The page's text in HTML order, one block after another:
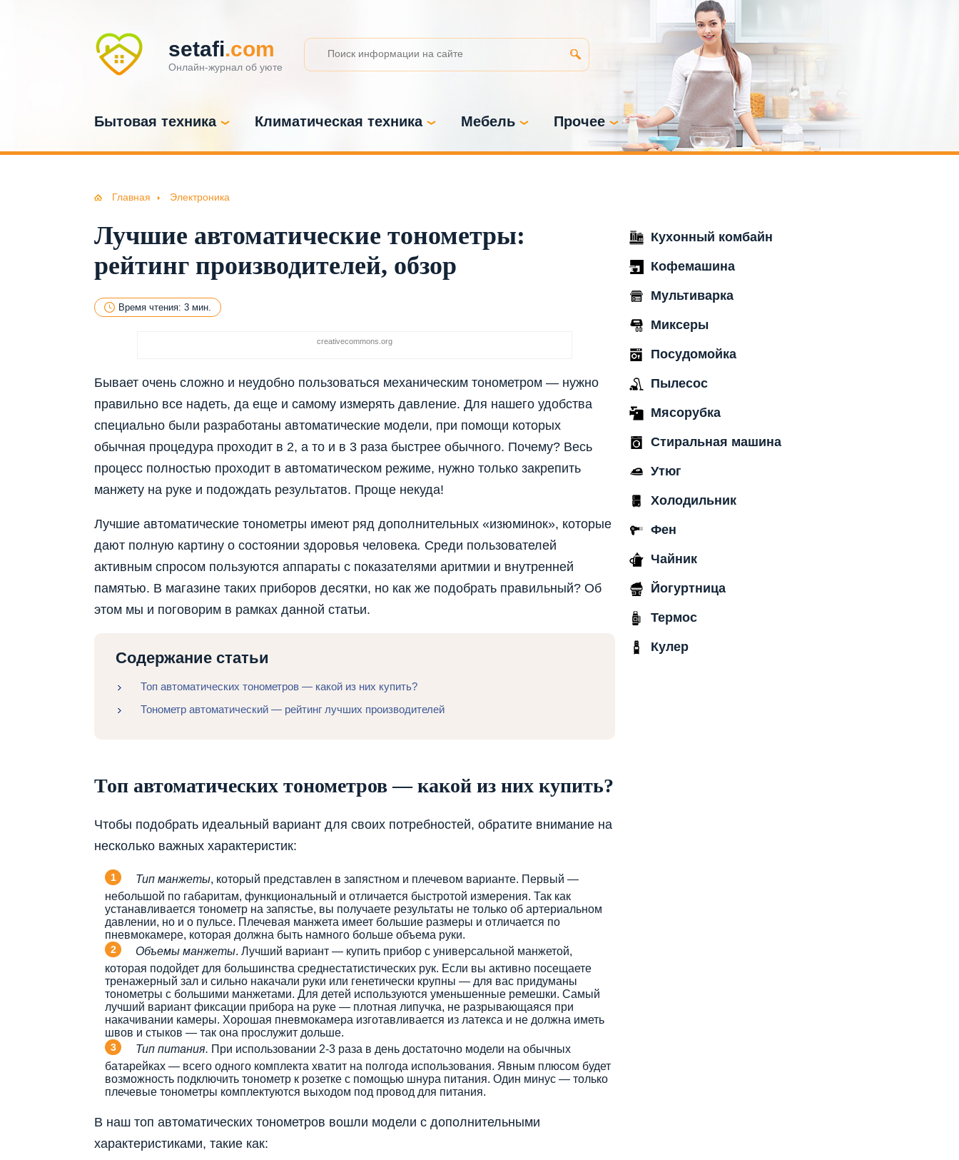
setafi.com
Онлайн-журнал об уюте
Бытовая техника Климатическая техника Мебель Прочее
Главная Электроника
Лучшие автоматические тонометры:
рейтинг производителей, обзор
Время чтения: 3 мин.
creativecommons.org
Бывает очень сложно и неудобно пользоваться механическим тонометром — нужно
правильно все надеть, да еще и самому измерять давление. Для нашего удобства
специально были разработаны автоматические модели, при помощи которых
обычная процедура проходит в 2, а то и в 3 раза быстрее обычного. Почему? Весь
процесс полностью проходит в автоматическом режиме, нужно только закрепить
манжету на руке и подождать результатов. Проще некуда!
Лучшие автоматические тонометры имеют ряд дополнительных «изюминок», которые
дают полную картину о состоянии здоровья человека. Среди пользователей
активным спросом пользуются аппараты с показателями аритмии и внутренней
памятью. В магазине таких приборов десятки, но как же подобрать правильный? Об
этом мы и поговорим в рамках данной статьи.
Содержание статьи
Топ автоматических тонометров — какой из них купить?
Тонометр автоматический — рейтинг лучших производителей
Топ автоматических тонометров — какой из них купить?
Чтобы подобрать идеальный вариант для своих потребностей, обратите внимание на
несколько важных характеристик:
Тип манжеты, который представлен в запястном и плечевом варианте. Первый —
небольшой по габаритам, функциональный и отличается быстротой измерения. Так как
устанавливается тонометр на запястье, вы получаете результаты не только об артериальном
давлении, но и о пульсе. Плечевая манжета имеет большие размеры и отличается по
пневмокамере, которая должна быть намного больше объема руки.
Объемы манжеты. Лучший вариант — купить прибор с универсальной манжетой,
которая подойдет для большинства среднестатистических рук. Если вы активно посещаете
тренажерный зал и сильно накачали руки или генетически крупны — для вас придуманы
тонометры с большими манжетами. Для детей используются уменьшенные ремешки. Самый
лучший вариант фиксации прибора на руке — плотная липучка, не разрывающаяся при
накачивании камеры. Хорошая пневмокамера изготавливается из латекса и не должна иметь
швов и стыков — так она прослужит дольше.
Тип питания. При использовании 2-3 раза в день достаточно модели на обычных
батарейках — всего одного комплекта хватит на полгода использования. Явным плюсом будет
возможность подключить тонометр к розетке с помощью шнура питания. Один минус — только
плечевые тонометры комплектуются выходом под провод для питания.
В наш топ автоматических тонометров вошли модели с дополнительными
характеристиками, такие как:
Кухонный комбайн
Кофемашина
Мультиварка
Миксеры
Посудомойка
Пылесос
Мясорубка
Стиральная машина
Утюг
Холодильник
Фен
Чайник
Йогуртница
Термос
Кулер